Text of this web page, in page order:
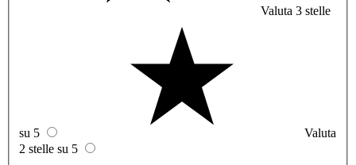
Valuta 3 stelle
su 5
Valuta
2 stelle su 5